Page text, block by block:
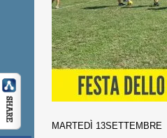
MARTEDÌ 13SETTEMBRE